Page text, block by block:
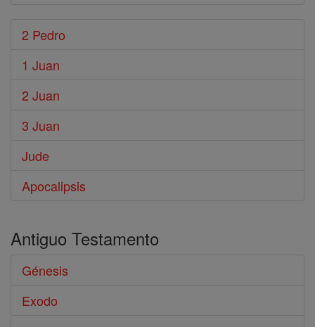
2 Pedro
1 Juan
2 Juan
3 Juan
Jude
Apocalipsis
Antiguo Testamento
Génesis
Exodo